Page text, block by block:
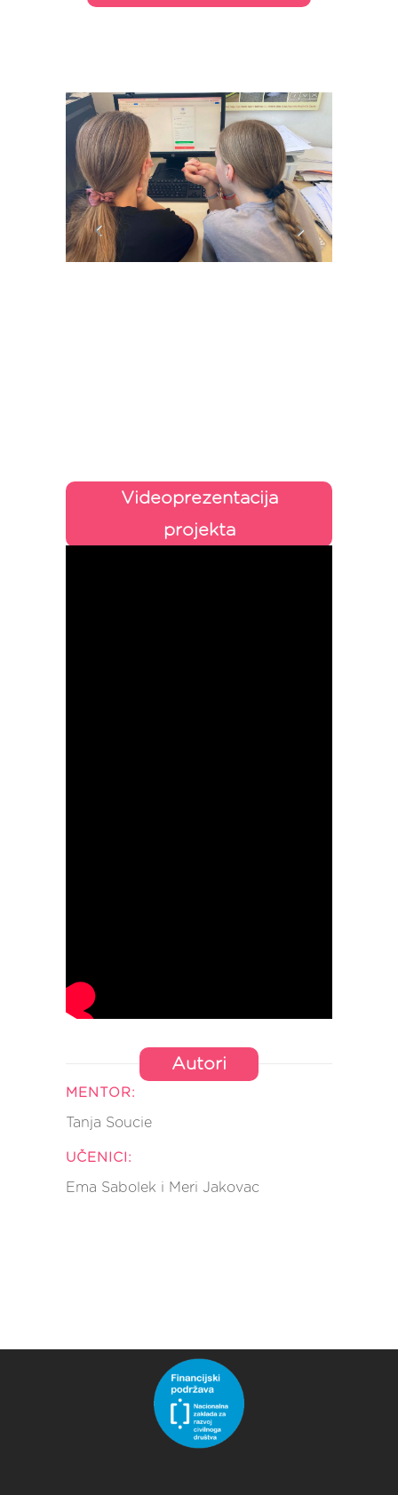
Videoprezentacija
projekta
Autori
MENTOR:
Tanja Soucie
UČENICI:
Ema Sabolek i Meri Jakovac